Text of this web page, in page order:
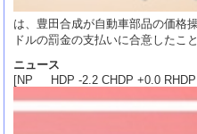
は、豊田合成が自動車部品の価格
ドルの罰金の支払いに合意したこ
ニュース
[NP HDP -2.2 CHDP +0.0 RHDP